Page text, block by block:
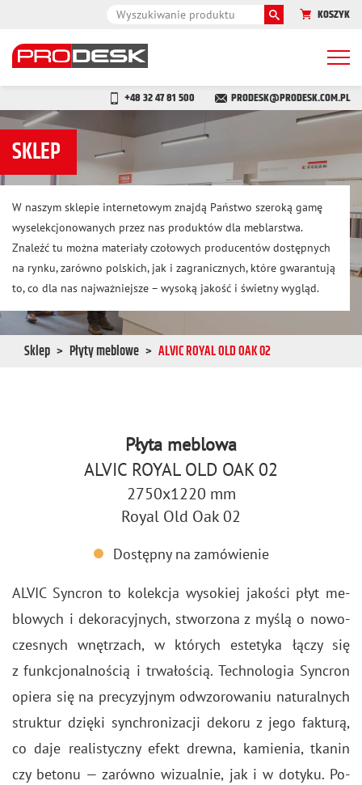
KOSZYK
+48 32 47 81 500 PRODESK@PRODESK.COM.PL
SKLEP
W naszym sklepie internetowym znajdą Państwo szeroką gamę
wyselekcjonowanych przez nas produktów dla meblarstwa.
Znaleźć tu można materiały czołowych producentów dostępnych
na rynku, zarówno polskich, jak i zagranicznych, które gwarantują
to, co dla nas najważniejsze – wysoką jakość i świetny wygląd.
Sklep Płyty meblowe ALVIC ROYAL OLD OAK 02
Płyta meblowa
ALVIC ROYAL OLD OAK 02
2750x1220 mm
Royal Old Oak 02
Dostępny na zamówienie
ALVIC Syn­cron to ko­lek­cja wy­so­kiej ja­ko­ści płyt me­
blo­wych i de­ko­ra­cyj­nych, stwo­rzo­na z myślą o no­wo­
cze­snych wnę­trzach, w któ­rych es­te­ty­ka łączy się
z funk­cjo­nal­no­ścią i trwa­ło­ścią. Tech­no­lo­gia Syn­cron
opie­ra się na pre­cy­zyj­nym od­wzo­ro­wa­niu na­tu­ral­nych
struk­tur dzię­ki syn­chro­ni­za­cji de­ko­ru z jego fak­tu­rą,
co daje re­ali­stycz­ny efekt drew­na, ka­mie­nia, tka­nin
czy be­to­nu — za­rów­no wi­zu­al­nie, jak i w do­ty­ku. Po­